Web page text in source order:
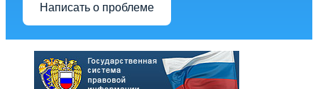
Написать о проблеме